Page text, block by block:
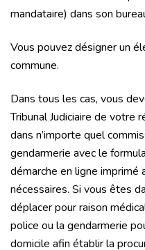
mandataire) dans son
Vous pouvez désigner un
commune.
Dans tous les cas, vous
Tribunal Judiciaire de votre
dans n’importe quel
gendarmerie avec le
démarche en ligne imprimé
nécessaires. Si vous êtes
déplacer pour raison
police ou la gendarmerie
domicile afin établir la